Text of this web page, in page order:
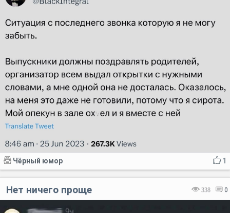
1
Чёрный юмор
338 0
Нет ничего проще